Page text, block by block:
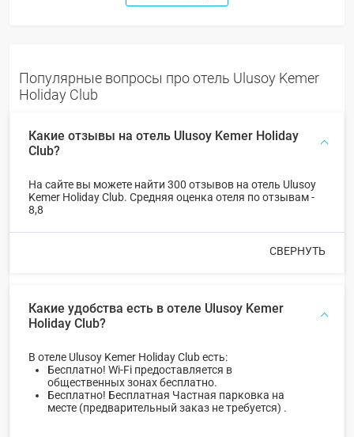
Популярные вопросы про отель Ulusoy Kemer
Holiday Club
Какие отзывы на отель Ulusoy Kemer Holiday
Club?
На сайте вы можете найти 300 отзывов на отель Ulusoy
Kemer Holiday Club. Средняя оценка отеля по отзывам -
8,8
СВЕРНУТЬ
Какие удобства есть в отеле Ulusoy Kemer
Holiday Club?
В отеле Ulusoy Kemer Holiday Club есть:
Бесплатно! Wi-Fi предоставляется в
общественных зонах бесплатно.
Бесплатно! Бесплатная Частная парковка на
месте (предварительный заказ не требуется) .